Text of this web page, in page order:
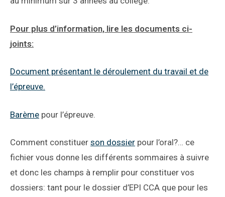
Pour plus d’information, lire les documents ci-
joints:
Document présentant le déroulement du travail et de
l’épreuve.
Barème pour l’épreuve.
Comment constituer son dossier pour l’oral?… ce
fichier vous donne les différents sommaires à suivre
et donc les champs à remplir pour constituer vos
dossiers: tant pour le dossier d’EPI CCA que pour les